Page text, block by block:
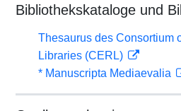
Bibliothekskataloge und
Thesaurus des Consortium
Libraries (CERL)
* Manuscripta Mediaevalia